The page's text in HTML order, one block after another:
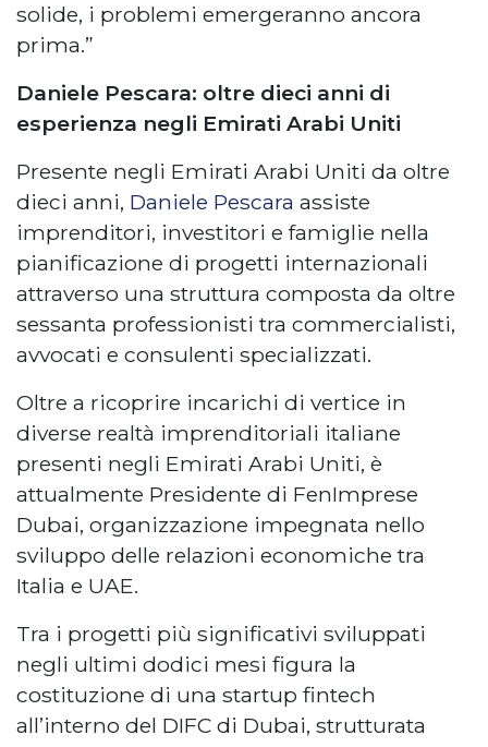
solide, i problemi emergeranno ancora
prima.”
Daniele Pescara: oltre dieci anni di
esperienza negli Emirati Arabi Uniti
Presente negli Emirati Arabi Uniti da oltre
dieci anni, Daniele Pescara assiste
imprenditori, investitori e famiglie nella
pianificazione di progetti internazionali
attraverso una struttura composta da oltre
sessanta professionisti tra commercialisti,
avvocati e consulenti specializzati.
Oltre a ricoprire incarichi di vertice in
diverse realtà imprenditoriali italiane
presenti negli Emirati Arabi Uniti, è
attualmente Presidente di FenImprese
Dubai, organizzazione impegnata nello
sviluppo delle relazioni economiche tra
Italia e UAE.
Tra i progetti più significativi sviluppati
negli ultimi dodici mesi figura la
costituzione di una startup fintech
all’interno del DIFC di Dubai, strutturata